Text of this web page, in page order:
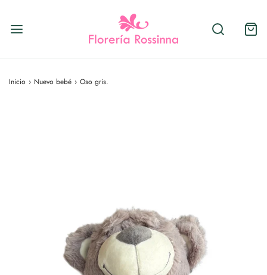
Inicio › Nuevo bebé › Oso gris.